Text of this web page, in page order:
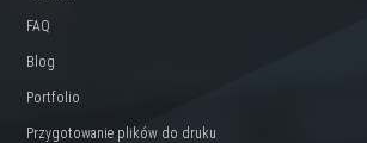
FAQ
Blog
Portfolio
Przygotowanie plików do druku